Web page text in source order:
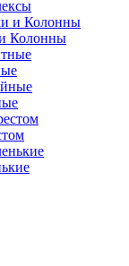
Колонны